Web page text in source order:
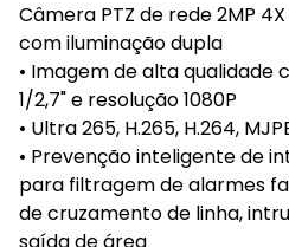
Câmera PTZ de rede 2MP
com iluminação dupla
• Imagem de alta qualidade
1/2,7" e resolução 1080P
• Ultra 265, H.265, H.264,
• Prevenção inteligente de
para filtragem de alarmes
de cruzamento de linha,